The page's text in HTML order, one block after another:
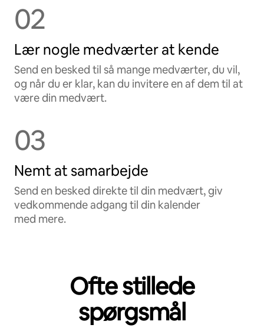
02
Lær nogle medværter at kende
Send en besked til så mange medværter, du vil,
og når du er klar, kan du invitere en af dem til at
være din medvært.
03
Nemt at samarbejde
Send en besked direkte til din medvært, giv
vedkommende adgang til din kalender
med mere.
Ofte stillede
spørgsmål